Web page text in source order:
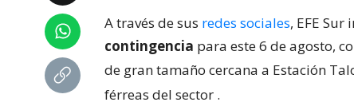
A través de sus redes sociales, EFE
contingencia para este 6 de agosto,
de gran tamaño cercana a Estación
férreas del sector .